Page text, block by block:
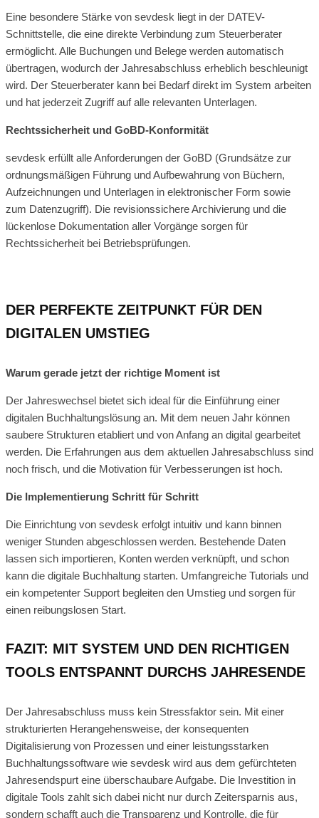
Eine besondere Stärke von sevdesk liegt in der DATEV-
Schnittstelle, die eine direkte Verbindung zum Steuerberater
ermöglicht. Alle Buchungen und Belege werden automatisch
übertragen, wodurch der Jahresabschluss erheblich beschleunigt
wird. Der Steuerberater kann bei Bedarf direkt im System arbeiten
und hat jederzeit Zugriff auf alle relevanten Unterlagen.
Rechtssicherheit und GoBD-Konformität
sevdesk erfüllt alle Anforderungen der GoBD (Grundsätze zur
ordnungsmäßigen Führung und Aufbewahrung von Büchern,
Aufzeichnungen und Unterlagen in elektronischer Form sowie
zum Datenzugriff). Die revisionssichere Archivierung und die
lückenlose Dokumentation aller Vorgänge sorgen für
Rechtssicherheit bei Betriebsprüfungen.
DER PERFEKTE ZEITPUNKT FÜR DEN
DIGITALEN UMSTIEG
Warum gerade jetzt der richtige Moment ist
Der Jahreswechsel bietet sich ideal für die Einführung einer
digitalen Buchhaltungslösung an. Mit dem neuen Jahr können
saubere Strukturen etabliert und von Anfang an digital gearbeitet
werden. Die Erfahrungen aus dem aktuellen Jahresabschluss sind
noch frisch, und die Motivation für Verbesserungen ist hoch.
Die Implementierung Schritt für Schritt
Die Einrichtung von sevdesk erfolgt intuitiv und kann binnen
weniger Stunden abgeschlossen werden. Bestehende Daten
lassen sich importieren, Konten werden verknüpft, und schon
kann die digitale Buchhaltung starten. Umfangreiche Tutorials und
ein kompetenter Support begleiten den Umstieg und sorgen für
einen reibungslosen Start.
FAZIT: MIT SYSTEM UND DEN RICHTIGEN
TOOLS ENTSPANNT DURCHS JAHRESENDE
Der Jahresabschluss muss kein Stressfaktor sein. Mit einer
strukturierten Herangehensweise, der konsequenten
Digitalisierung von Prozessen und einer leistungsstarken
Buchhaltungssoftware wie sevdesk wird aus dem gefürchteten
Jahresendspurt eine überschaubare Aufgabe. Die Investition in
digitale Tools zahlt sich dabei nicht nur durch Zeitersparnis aus,
sondern schafft auch die Transparenz und Kontrolle, die für